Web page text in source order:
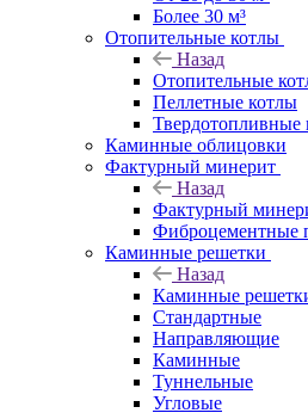
Более 30 м³
Отопительные котлы
Назад
Отопительные
Пеллетные котлы
Твердотопливные
Каминные облицовки
Фактурный минерит
Назад
Фактурный
Фиброцементные
Каминные решетки
Назад
Каминные
Стандартные
Направляющие
Каминные
Туннельные
Угловые